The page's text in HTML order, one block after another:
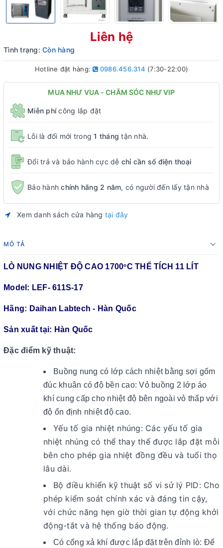
Liên hệ
Tình trạng: Còn hàng
Hotline đặt hàng: 0986.456.314 (7:30-22:00)
MUA NHƯ VUA - CHĂM SÓC NHƯ VIP
Miễn phícông lắp đặt
Lỗi là đổi mới trong1 tháng tận nhà.
Đổi trả và bảo hành cực dễ chỉ cần số điện thoại
Bảo hànhchính hãng 2 năm, có người đến lấy tận nhà
Xem danh sách cửa hàng tại đây
MÔ TẢ
LÒ NUNG NHIỆT ĐỘ CAO 1700oC THỂ TÍCH 11 LÍT
Model: LEF- 611S-17
Hãng: Daihan Labtech - Hàn Quốc
Sản xuất tại: Hàn Quốc
Đặc điểm kỹ thuật:
Buồng nung có lớp cách nhiệt bằng sợi gốm
đúc khuân có độ bền cao: Vỏ buồng 2 lớp áo
khí cung cấp cho nhiệt độ bên ngoài vỏ thấp với
độ ổn định nhiệt độ cao.
Yếu tố gia nhiệt nhúng: Các yếu tố gia
nhiệt nhúng có thể thay thế được lắp đặt mỗi
bên cho phép gia nhiệt đồng đều và tuổi thọ
lâu dài.
Bộ điều khiển kỹ thuật số vi sử lý PID: Cho
phép kiểm soát chính xác và đáng tin cậy,
với chức năng hẹn giờ thời gian tự động khởi
động-tắt và hệ thống báo động.
Có cổng xả khí được lắp đặt trên đỉnh lò: Để